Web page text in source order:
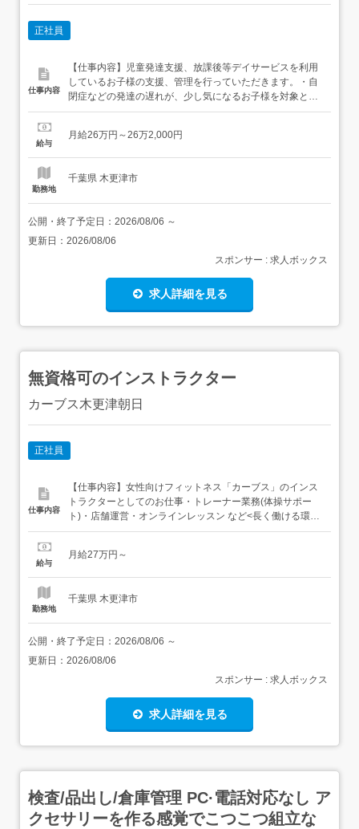
正社員
仕事内容
【仕事内容】児童発達支援、放課後等デイサービスを利用
しているお子様の支援、管理を行っていただきます。・自
閉症などの発達の遅れが、少し気になるお子様を対象とし
ています。・日常生活支援、療育活動、学習支援(宿題サポ
迎業務(ワンボックス車・軽自動車の運転)・介護サービ
給与
月給26万円～26万2,000円
勤務地
千葉県 木更津市
公開・終了予定日： 2026/08/06 ～
更新日： 2026/08/06
スポンサー : 求人ボックス
求人詳細を見る
無資格可のインストラクター
カーブス木更津朝日
正社員
仕事内容
【仕事内容】女性向けフィットネス「カーブス」のインス
トラクターとしてのお仕事・トレーナー業務(体操サポー
ト)・店舗運営・オンラインレッスン など<長く働ける環境
で、お客様の健康と笑顔を支えます>女性向けフィットネ
方をアドバイス。特別なスキルはいっさい必要ないので、
給与
月給27万円～
勤務地
千葉県 木更津市
公開・終了予定日： 2026/08/06 ～
更新日： 2026/08/06
スポンサー : 求人ボックス
求人詳細を見る
検査/品出し/倉庫管理 PC·電話対応なし ア
クセサリーを作る感覚でこつこつ組立な